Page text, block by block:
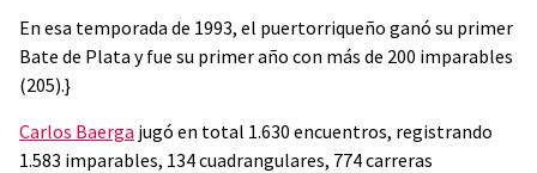
En esa temporada de 1993, el puertorriqueño ganó su primer
Bate de Plata y fue su primer año con más de 200 imparables
(205).}
Carlos Baerga jugó en total 1.630 encuentros, registrando
1.583 imparables, 134 cuadrangulares, 774 carreras